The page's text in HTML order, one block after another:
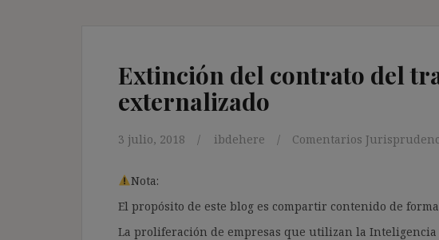
Extinción del contrato del
externalizado
3 julio, 2018 ibdehere Comentarios
Nota:
El propósito de este blog es compartir contenido de
La proliferación de empresas que utilizan la